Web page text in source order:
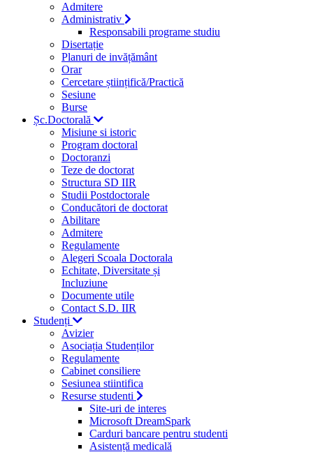
Admitere
Administrativ
Responsabili programe studiu
Disertație
Planuri de invățământ
Orar
Cercetare științifică/Practică
Sesiune
Burse
Șc.Doctorală
Misiune si istoric
Program doctoral
Doctoranzi
Teze de doctorat
Structura SD IIR
Studii Postdoctorale
Conducători de doctorat
Abilitare
Admitere
Regulamente
Alegeri Scoala Doctorala
Echitate, Diversitate și
Incluziune
Documente utile
Contact S.D. IIR
Studenți
Avizier
Asociația Studenților
Regulamente
Cabinet consiliere
Sesiunea stiintifica
Resurse studenti
Site-uri de interes
Microsoft DreamSpark
Carduri bancare pentru studenti
Asistență medicală